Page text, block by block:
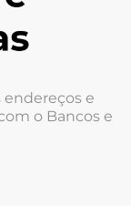
endereços e
o Bancos e